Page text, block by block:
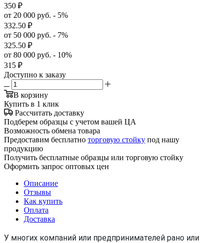
350 ₽
от 20 000 руб. - 5%
332.50 ₽
от 50 000 руб. - 7%
325.50 ₽
от 80 000 руб. - 10%
315 ₽
Доступно к заказу
В корзину
Купить в 1 клик
Рассчитать доставку
Подберем образцы с учетом вашей ЦА
Возможность обмена товара
Предоставим бесплатно торговую стойку под нашу
продукцию
Получить бесплатные образцы или торговую стойку
Оформить запрос оптовых цен
Описание
Отзывы
Как купить
Оплата
Доставка
У многих компаний или предпринимателей рано или